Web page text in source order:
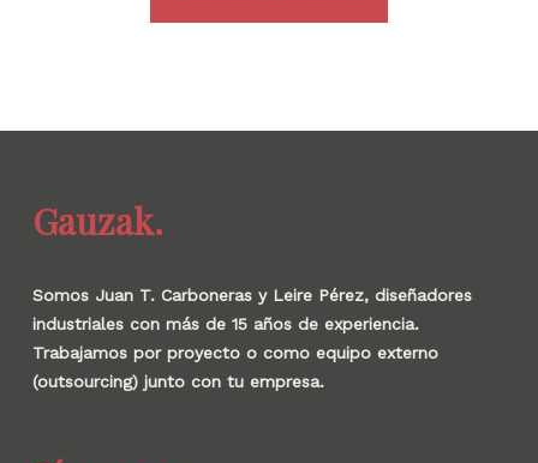
Gauzak.
Somos Juan T. Carboneras y Leire Pérez, diseñadores
industriales con más de 15 años de experiencia.
Trabajamos por proyecto o como equipo externo
(outsourcing) junto con tu empresa.